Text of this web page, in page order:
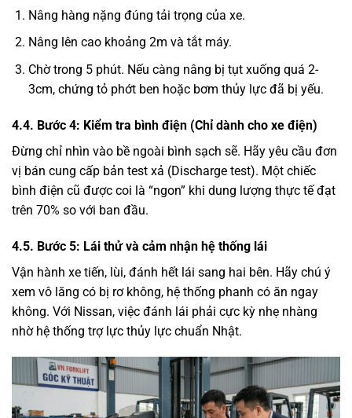
Nâng hàng nặng đúng tải trọng của xe.
Nâng lên cao khoảng 2m và tắt máy.
Chờ trong 5 phút. Nếu càng nâng bị tụt xuống quá 2-
3cm, chứng tỏ phớt ben hoặc bơm thủy lực đã bị yếu.
4.4. Bước 4: Kiểm tra bình điện (Chỉ dành cho xe điện)
Đừng chỉ nhìn vào bề ngoài bình sạch sẽ. Hãy yêu cầu đơn
vị bán cung cấp bản test xả (Discharge test). Một chiếc
bình điện cũ được coi là “ngon” khi dung lượng thực tế đạt
trên 70% so với ban đầu.
4.5. Bước 5: Lái thử và cảm nhận hệ thống lái
Vận hành xe tiến, lùi, đánh hết lái sang hai bên. Hãy chú ý
xem vô lăng có bị rơ không, hệ thống phanh có ăn ngay
không. Với Nissan, việc đánh lái phải cực kỳ nhẹ nhàng
nhờ hệ thống trợ lực thủy lực chuẩn Nhật.